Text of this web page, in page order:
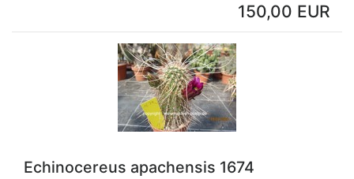
150,00 EUR
Echinocereus apachensis 1674